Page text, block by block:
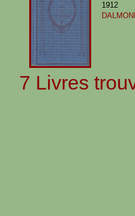
1912
7 Livres